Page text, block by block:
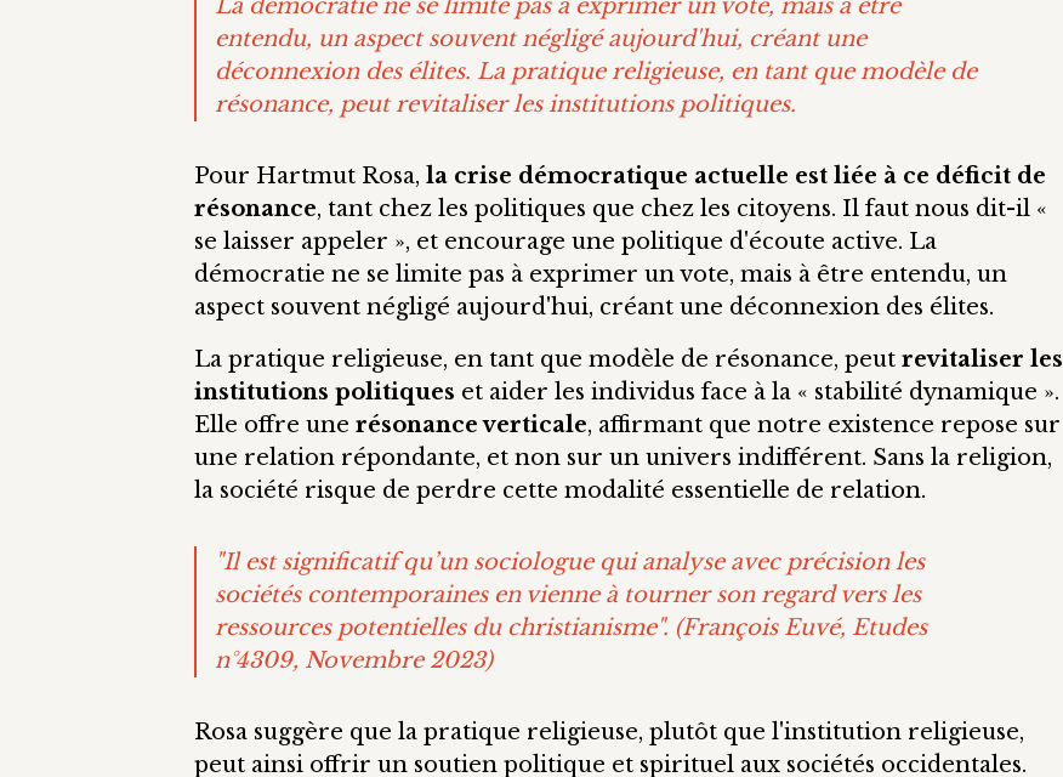
La démocratie ne se limite pas à exprimer un vote, mais à être
entendu, un aspect souvent négligé aujourd'hui, créant une
déconnexion des élites. La pratique religieuse, en tant que modèle de
résonance, peut revitaliser les institutions politiques.
Pour Hartmut Rosa, la crise démocratique actuelle est liée à ce déficit de
résonance, tant chez les politiques que chez les citoyens. Il faut nous dit-il «
se laisser appeler », et encourage une politique d'écoute active. La
démocratie ne se limite pas à exprimer un vote, mais à être entendu, un
aspect souvent négligé aujourd'hui, créant une déconnexion des élites.
La pratique religieuse, en tant que modèle de résonance, peut revitaliser les
institutions politiques et aider les individus face à la « stabilité dynamique ».
Elle offre une résonance verticale, affirmant que notre existence repose sur
une relation répondante, et non sur un univers indifférent. Sans la religion,
la société risque de perdre cette modalité essentielle de relation.
"Il est significatif qu’un sociologue qui analyse avec précision les
sociétés contemporaines en vienne à tourner son regard vers les
ressources potentielles du christianisme". (François Euvé, Etudes
n°4309, Novembre 2023)
Rosa suggère que la pratique religieuse, plutôt que l'institution religieuse,
peut ainsi offrir un soutien politique et spirituel aux sociétés occidentales.